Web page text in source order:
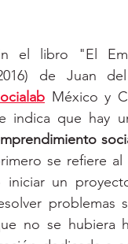
el libro "El
México y
se refiere
iniciar un
problemas
no se hubiera